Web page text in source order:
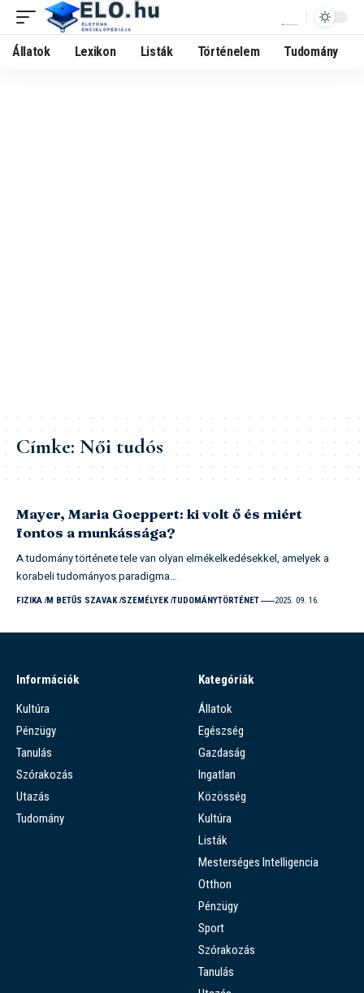
Állatok Lexikon Listák Történelem Tudomány
Címke:Női tudós
Mayer, Maria Goeppert: ki volt ő és miért
fontos a munkássága?
A tudomány története tele van olyan elmékelkedésekkel, amelyek a
korabeli tudományos paradigma…
FIZIKA M BETŰS SZAVAK SZEMÉLYEK TUDOMÁNYTÖRTÉNET 2025. 09. 16.
Információk
Kultúra
Pénzügy
Tanulás
Szórakozás
Utazás
Tudomány
Kategóriák
Állatok
Egészség
Gazdaság
Ingatlan
Közösség
Kultúra
Listák
Mesterséges Intelligencia
Otthon
Pénzügy
Sport
Szórakozás
Tanulás